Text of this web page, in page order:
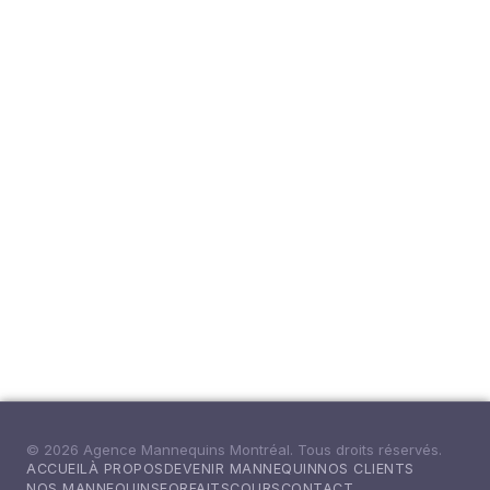
© 2026 Agence Mannequins Montréal. Tous droits réservés.
ACCUEILÀ PROPOS DEVENIR MANNEQUINNOS CLIENTS